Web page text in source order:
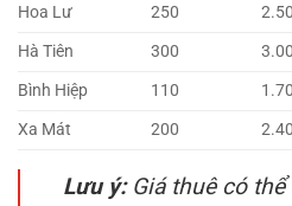
Hoa Lư
250
Hà Tiên
300
Bình Hiệp
110
Xa Mát
200
Lưu ý:Giá thuê có thể